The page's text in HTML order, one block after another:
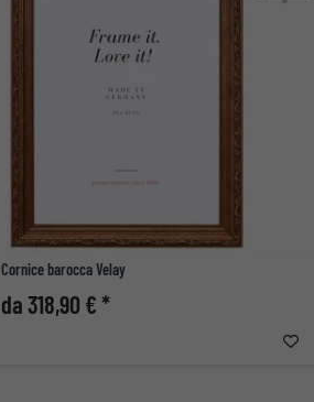
Cornice barocca Velay
da 318,90 € *